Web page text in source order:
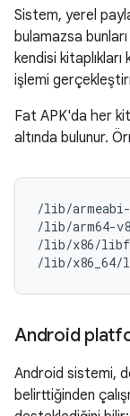
Sistem, yerel
bulamazsa
kendisi kitaplıkları
işlemi
Fat APK'da her
altında bulunur.
/lib/
/lib/arm64-
/lib/x86/
Android
Android sistemi,
belirttiğinden